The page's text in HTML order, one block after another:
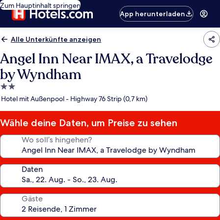
Zum Hauptinhalt springen
App herunterladen
Alle Unterkünfte anzeigen
Angel Inn Near IMAX, a Travelodge
by Wyndham
2.0-
Sterne-
Hotel mit Außenpool - Highway 76 Strip (0,7 km)
Wähle deine Daten, um Preise zu sehen
Wo soll’s hingehen?
Daten
Gäste